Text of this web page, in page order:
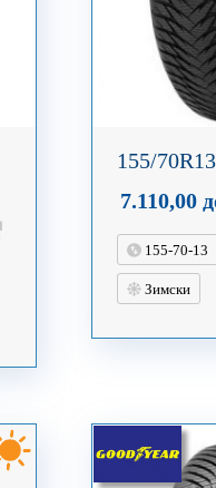
155/
7.110,00
155-70-13
Зимски